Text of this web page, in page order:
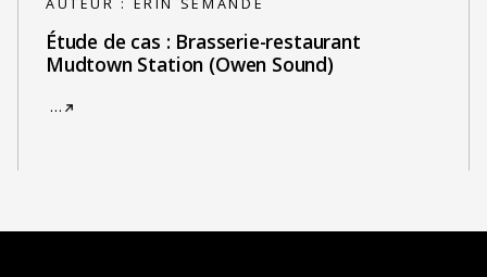
AUTEUR : ERIN SEMANDE
Étude de cas : Brasserie-restaurant
Mudtown Station (Owen Sound)
…